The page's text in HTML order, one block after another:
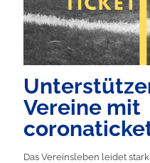
Vereine mit
Das Vereinsleben leidet